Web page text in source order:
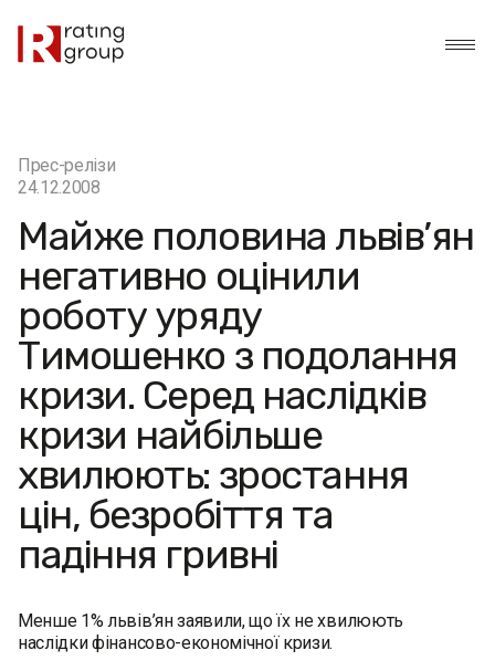
Прес-релізи
24.12.2008
Майже половина львів’ян
негативно оцінили
роботу уряду
Тимошенко з подолання
кризи. Серед наслідків
кризи найбільше
хвилюють: зростання
цін, безробіття та
падіння гривні
Менше 1% львів’ян заявили, що їх не хвилюють
наслідки фінансово-економічної кризи.